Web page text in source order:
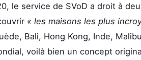
le service de SVoD a droit à
« les maisons les plus
Bali, Hong Kong, Inde,
voilà bien un concept